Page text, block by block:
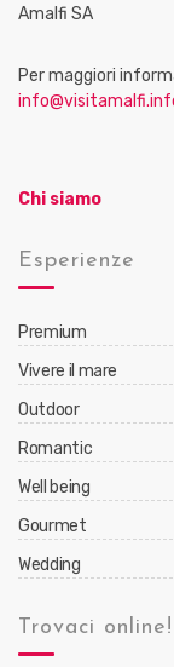
Amalfi SA
Per maggiori
Chi siamo
Esperienze
Premium
Vivere il mare
Outdoor
Romantic
Well being
Gourmet
Wedding
Trovaci online!